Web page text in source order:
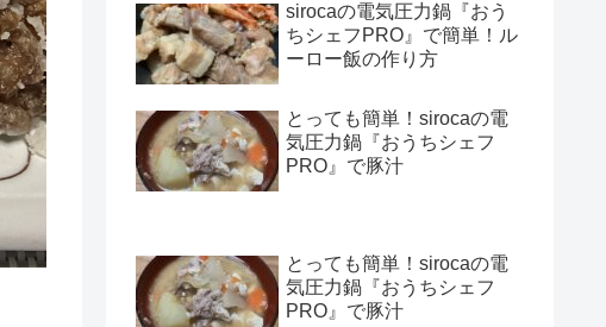
sirocaの電気圧力鍋『おう
ちシェフPRO』で簡単！ル
ーロー飯の作り方
とっても簡単！sirocaの電
気圧力鍋『おうちシェフ
PRO』で豚汁
とっても簡単！sirocaの電
気圧力鍋『おうちシェフ
PRO』で豚汁